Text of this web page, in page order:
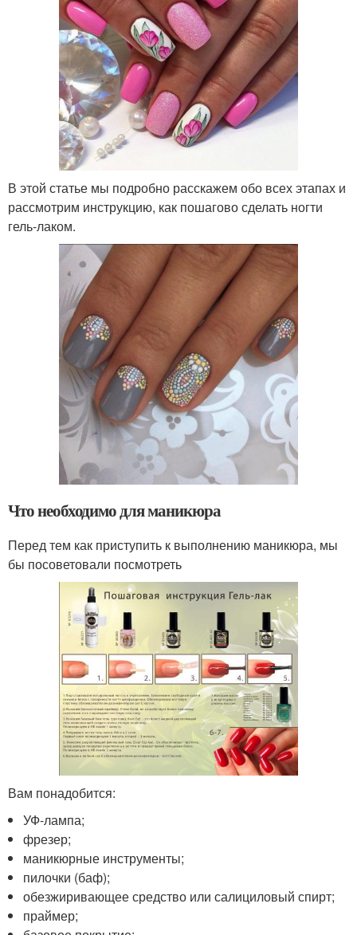
В этой статье мы подробно расскажем обо всех этапах и
рассмотрим инструкцию, как пошагово сделать ногти
гель-лаком.
Что необходимо для маникюра
Перед тем как приступить к выполнению маникюра, мы
бы посоветовали посмотреть
Вам понадобится:
УФ-лампа;
фрезер;
маникюрные инструменты;
пилочки (баф);
обезжиривающее средство или салициловый спирт;
праймер;